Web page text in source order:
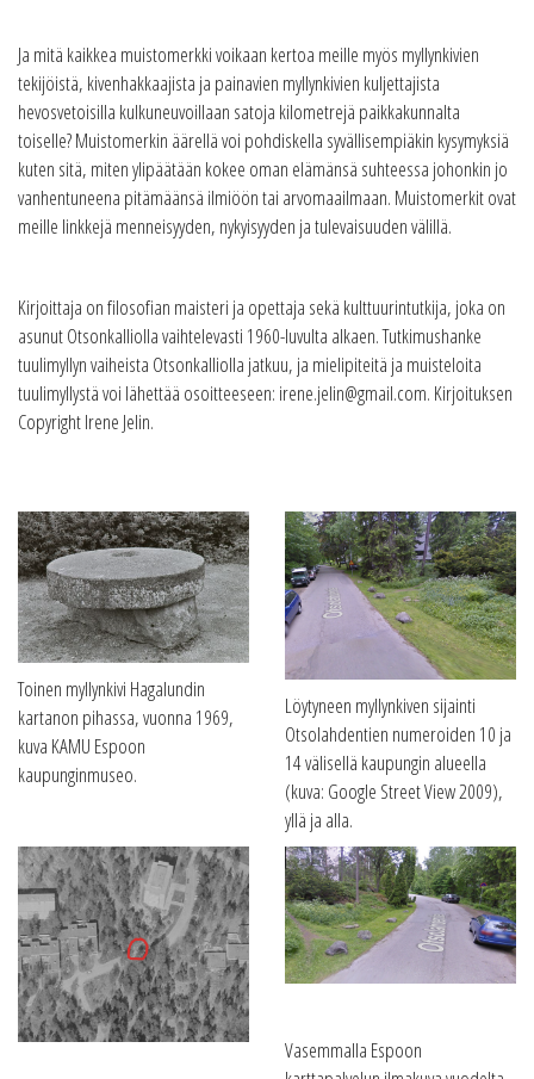
Ja mitä kaikkea muistomerkki voikaan kertoa meille myös myllynkivien
tekijöistä, kivenhakkaajista ja painavien myllynkivien kuljettajista
hevosvetoisilla kulkuneuvoillaan satoja kilometrejä paikkakunnalta
toiselle? Muistomerkin äärellä voi pohdiskella syvällisempiäkin kysymyksiä
kuten sitä, miten ylipäätään kokee oman elämänsä suhteessa johonkin jo
vanhentuneena pitämäänsä ilmiöön tai arvomaailmaan. Muistomerkit ovat
meille linkkejä menneisyyden, nykyisyyden ja tulevaisuuden välillä.
Kirjoittaja on filosofian maisteri ja opettaja sekä kulttuurintutkija, joka on
asunut Otsonkalliolla vaihtelevasti 1960-luvulta alkaen. Tutkimushanke
tuulimyllyn vaiheista Otsonkalliolla jatkuu, ja mielipiteitä ja muisteloita
tuulimyllystä voi lähettää osoitteeseen: irene.jelin@gmail.com. Kirjoituksen
Copyright Irene Jelin.
Toinen myllynkivi Hagalundin
kartanon pihassa, vuonna 1969,
kuva KAMU Espoon
kaupunginmuseo.
Löytyneen myllynkiven sijainti
Otsolahdentien numeroiden 10 ja
14 välisellä kaupungin alueella
(kuva: Google Street View 2009),
yllä ja alla.
Vasemmalla Espoon